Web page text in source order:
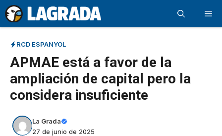
Saltar
al
contenido
RCD ESPANYOL
APMAE está a favor de la
ampliación de capital pero la
considera insuficiente
La Grada
27 de junio de 2025